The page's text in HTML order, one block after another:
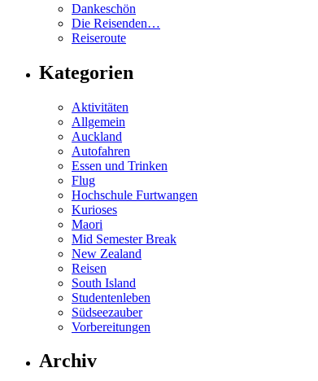
Dankeschön
Die Reisenden…
Reiseroute
Kategorien
Aktivitäten
Allgemein
Auckland
Autofahren
Essen und Trinken
Flug
Hochschule Furtwangen
Kurioses
Maori
Mid Semester Break
New Zealand
Reisen
South Island
Studentenleben
Südseezauber
Vorbereitungen
Archiv